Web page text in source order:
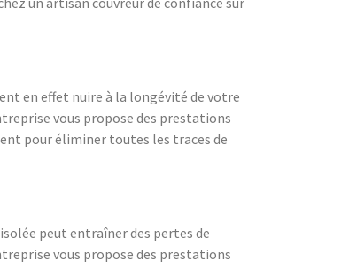
en effet nuire à la longévité de votre
vous propose des prestations
pour éliminer toutes les traces de
peut entraîner des pertes de
vous propose des prestations